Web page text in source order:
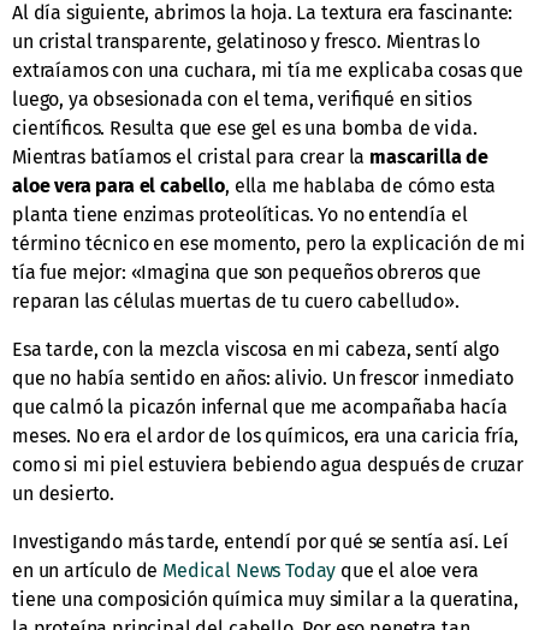
Al día siguiente, abrimos la hoja. La textura era fascinante:
un cristal transparente, gelatinoso y fresco. Mientras lo
extraíamos con una cuchara, mi tía me explicaba cosas que
luego, ya obsesionada con el tema, verifiqué en sitios
científicos. Resulta que ese gel es una bomba de vida.
Mientras batíamos el cristal para crear la mascarilla de
aloe vera para el cabello, ella me hablaba de cómo esta
planta tiene enzimas proteolíticas. Yo no entendía el
término técnico en ese momento, pero la explicación de mi
tía fue mejor: «Imagina que son pequeños obreros que
reparan las células muertas de tu cuero cabelludo».
Esa tarde, con la mezcla viscosa en mi cabeza, sentí algo
que no había sentido en años: alivio. Un frescor inmediato
que calmó la picazón infernal que me acompañaba hacía
meses. No era el ardor de los químicos, era una caricia fría,
como si mi piel estuviera bebiendo agua después de cruzar
un desierto.
Investigando más tarde, entendí por qué se sentía así. Leí
en un artículo de Medical News Today que el aloe vera
tiene una composición química muy similar a la queratina,